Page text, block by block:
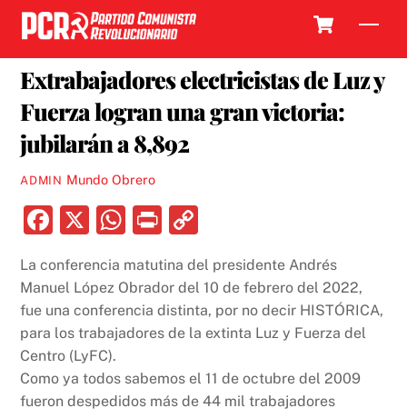
Skip
content
Extrabajadores electricistas de Luz y
Fuerza logran una gran victoria:
jubilarán a 8,892
ADMIN Mundo Obrero
F
c
e
b
o
o
X
W
at
s
A
p
p
P
nt p
y
Li
n
k
La conferencia matutina del presidente Andrés
Manuel López Obrador del 10 de febrero del 2022,
fue una conferencia distinta, por no decir HISTÓRICA,
para los trabajadores de la extinta Luz y Fuerza del
Centro (LyFC).
Como ya todos sabemos el 11 de octubre del 2009
fueron despedidos más de 44 mil trabajadores